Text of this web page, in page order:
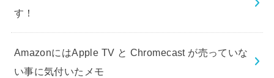
す！
AmazonにはApple TV と Chromecast が売っていな
い事に気付いたメモ